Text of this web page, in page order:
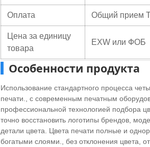
Оплата Общий прием
Цена за единицу
товара
EXW или ФОБ
Особенности продукта
Использование стандартного процесса
печати., с современным печатным
профессиональной технологией подбора
точно восстановить логотипы брендов,
детали цвета. Цвета печати полные и
богатыми слоями., без отклонения цвета,